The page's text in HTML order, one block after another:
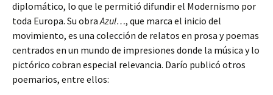
diplomático, lo que le permitió difundir el Modernismo por
toda Europa. Su obraAzul…, que marca el inicio del
movimiento, es una colección de relatos en prosa y poemas
centrados en un mundo de impresiones donde la música y lo
pictórico cobran especial relevancia. Darío publicó otros
poemarios, entre ellos: